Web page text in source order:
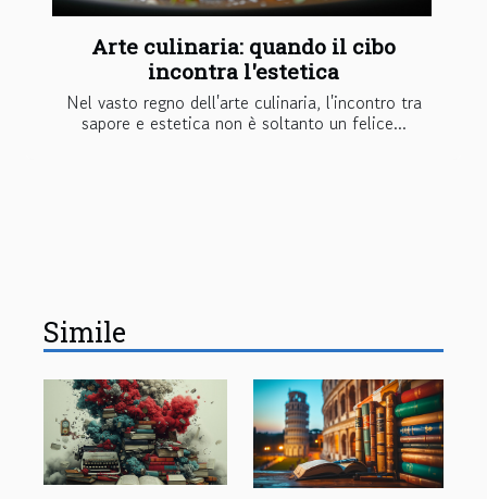
Arte culinaria: quando il cibo
incontra l'estetica
Nel vasto regno dell'arte culinaria, l'incontro tra
sapore e estetica non è soltanto un felice...
Simile